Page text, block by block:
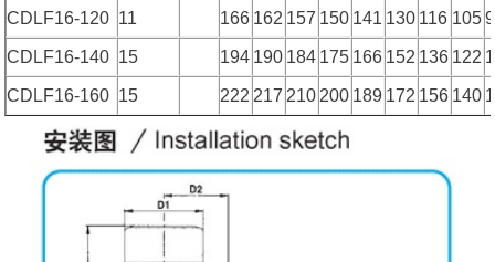
CDLF16-120 11 166 162 157 150 141 130 116 105
CDLF16-140 15 194 190 184 175 166 152 136 122
CDLF16-160 15 222 217 210 200 189 172 156 140